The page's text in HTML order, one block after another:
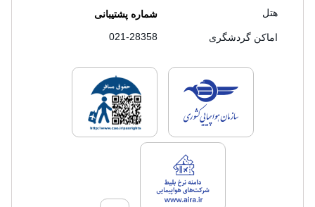
هتل
اماکن گردشگری
شماره پشتیبانی
021-28358
لایسنس های فروش سفرتاپلایسنس های
لایسنس های فروش سفرتاپ